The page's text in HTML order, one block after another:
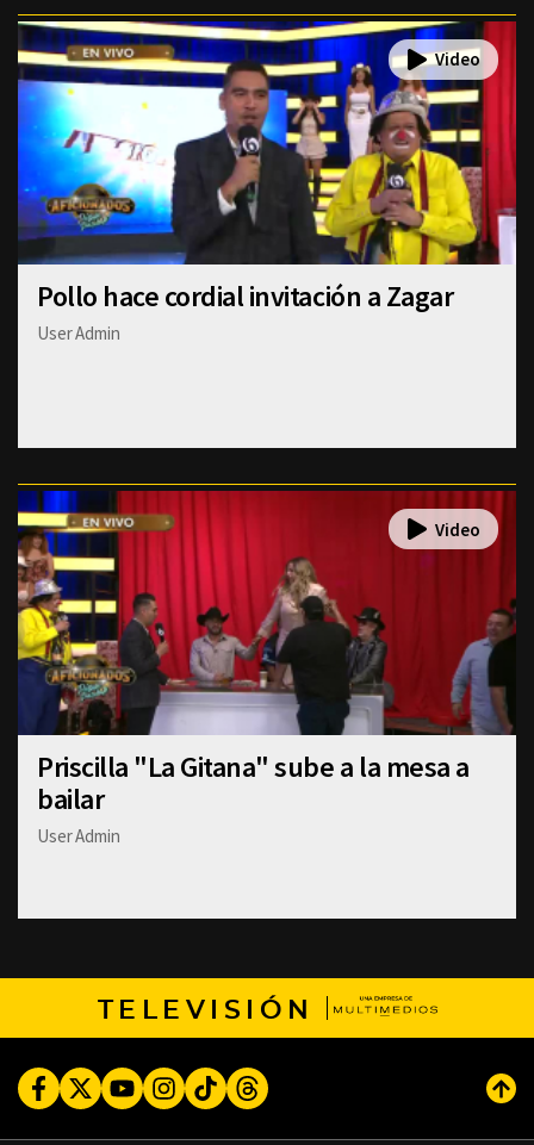
Pollo hace cordial invitación a Zagar
User Admin
Priscilla "La Gitana" sube a la mesa a
bailar
User Admin
TELEVISIÓN
FacebookTwitterYoutubeInstagram
TikTokThreads